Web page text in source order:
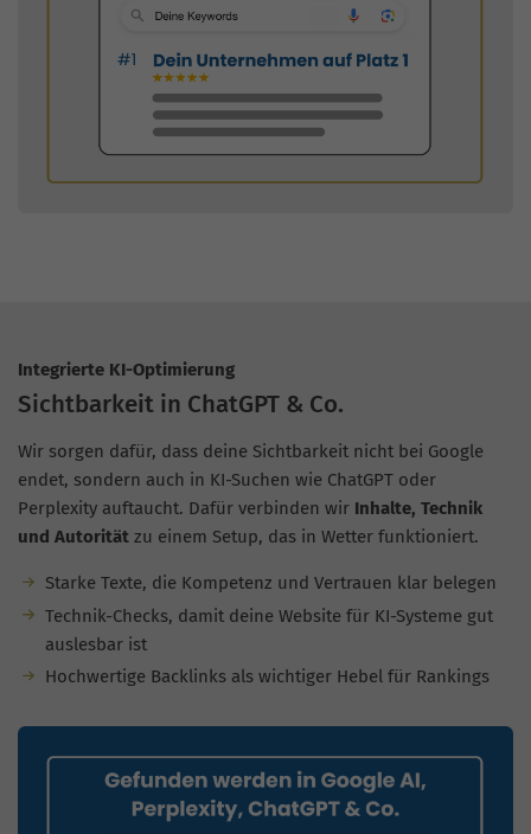
Integrierte KI-Optimierung
Sichtbarkeit in ChatGPT & Co.
Wir sorgen dafür, dass deine Sichtbarkeit nicht bei Google
endet, sondern auch in KI-Suchen wie ChatGPT oder
Perplexity auftaucht. Dafür verbinden wir Inhalte, Technik
und Autorität zu einem Setup, das in Wetter funktioniert.
Starke Texte, die Kompetenz und Vertrauen klar belegen
Technik-Checks, damit deine Website für KI-Systeme gut
auslesbar ist
Hochwertige Backlinks als wichtiger Hebel für Rankings